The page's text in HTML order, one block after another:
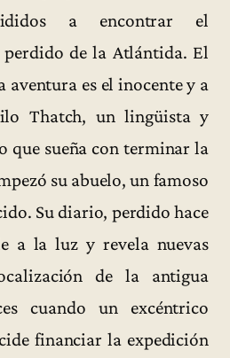
a encontrar el
de la Atlántida. El
aventura es el inocente y a
Thatch, un lingüista y
que sueña con terminar la
su abuelo, un famoso
Su diario, perdido hace
a la luz y revela nuevas
de la antigua
cuando un excéntrico
financiar la expedición